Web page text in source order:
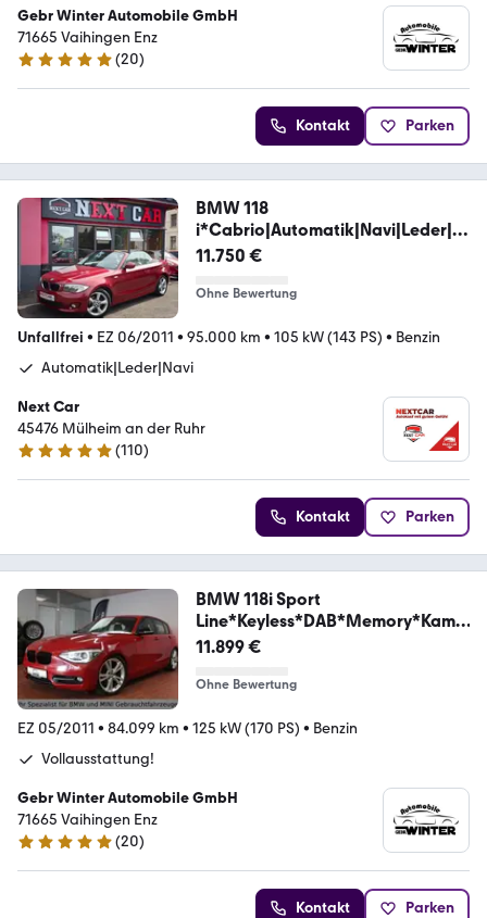
Gebr Winter Automobile GmbH
71665 Vaihingen Enz
5 Sterne
(20)
Kontakt Parken
BMW 118
i*Cabrio|Automatik|Navi|Leder|S
HZ|Facelift*
11.750 €
Ohne Bewertung
Unfallfrei • EZ 06/2011 • 95.000 km • 105 kW (143 PS) • Benzin
Automatik|Leder|Navi
Next Car
45476 Mülheim an der Ruhr
4.9 Sterne
(110)
Kontakt Parken
BMW 118i Sport
Line*Keyless*DAB*Memory*Kame
ra
11.899 €
Ohne Bewertung
EZ 05/2011 • 84.099 km • 125 kW (170 PS) • Benzin
Vollausstattung!
Gebr Winter Automobile GmbH
71665 Vaihingen Enz
5 Sterne
(20)
Kontakt Parken